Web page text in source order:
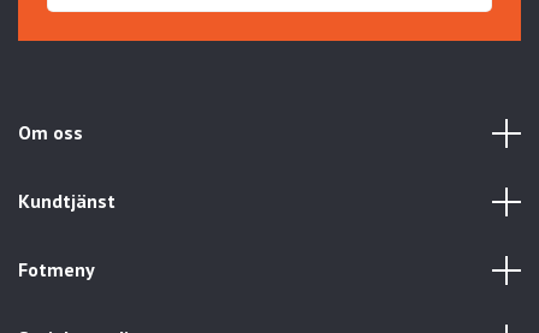
Om oss
Kundtjänst
Fotmeny